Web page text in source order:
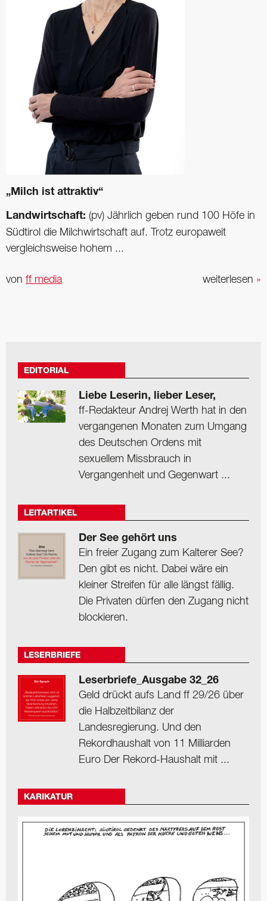
„Milch ist attraktiv“
Landwirtschaft: (pv) Jährlich geben rund 100 Höfe in
Südtirol die Milchwirtschaft auf. Trotz europaweit
vergleichsweise hohem ...
weiterlesen »
von ff media
EDITORIAL
Liebe Leserin, lieber Leser,
ff-Redakteur Andrej Werth hat in den
vergangenen Monaten zum Umgang
des Deutschen Ordens mit
sexuellem Missbrauch in
Vergangenheit und Gegenwart ...
LEITARTIKEL
Der See gehört uns
Ein freier Zugang zum Kalterer See?
Den gibt es nicht. Dabei wäre ein
kleiner Streifen für alle längst fällig.
Die Privaten dürfen den Zugang nicht
blockieren.
LESERBRIEFE
Leserbriefe_Ausgabe 32_26
Geld drückt aufs Land ff 29/26 über
die Halbzeitbilanz der
Landesregierung. Und den
Rekordhaushalt von 11 Milliarden
Euro Der Rekord-Haushalt mit ...
KARIKATUR